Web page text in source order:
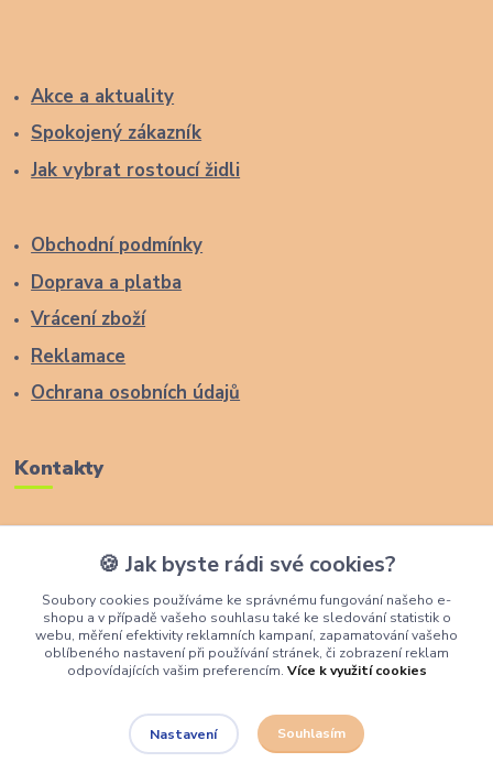
Akce a aktuality
Spokojený zákazník
Jak vybrat rostoucí židli
Obchodní podmínky
Doprava a platba
Vrácení zboží
Reklamace
Ochrana osobních údajů
Kontakty
+420 774 291 043
info@rostouci-zidle.cz
🍪 Jak byste rádi své cookies?
Soubory cookies používáme ke správnému fungování našeho e-
shopu a v případě vašeho souhlasu také ke sledování statistik o
webu, měření efektivity reklamních kampaní, zapamatování vašeho
oblíbeného nastavení při používání stránek, či zobrazení reklam
odpovídajících vašim preferencím. Více k využití cookies
Nastavení Souhlasím